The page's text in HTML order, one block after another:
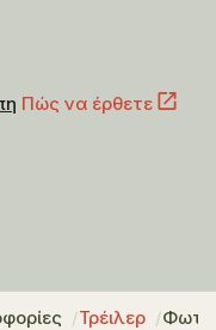
Πώς να έρθετε
Τρέιλερ